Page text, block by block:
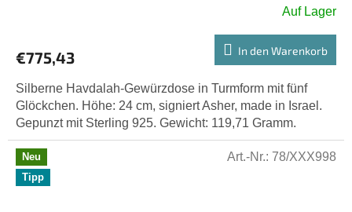
Auf Lager
€775,43 In den Warenkorb
Silberne Havdalah-Gewürzdose in Turmform mit fünf
Glöckchen. Höhe: 24 cm, signiert Asher, made in Israel.
Gepunzt mit Sterling 925. Gewicht: 119,71 Gramm.
Neu
Tipp
Art.-Nr.: 78/XXX998